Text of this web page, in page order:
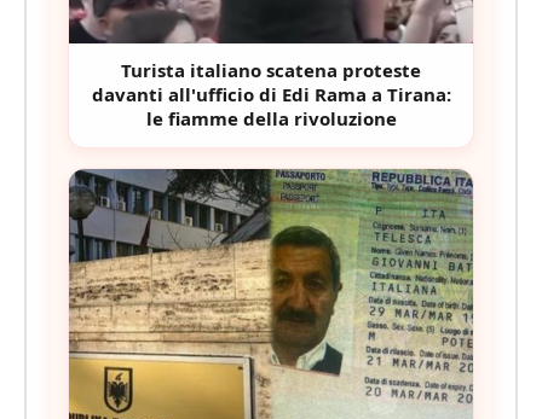
Turista italiano scatena proteste
davanti all'ufficio di Edi Rama a Tirana:
le fiamme della rivoluzione